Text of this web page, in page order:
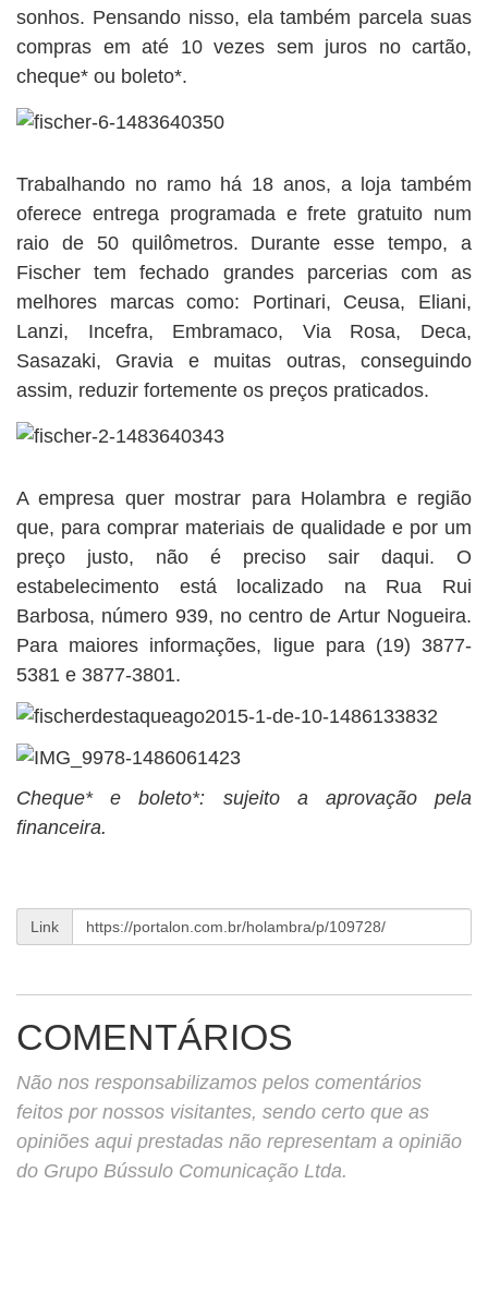
sonhos. Pensando nisso, ela também parcela suas
compras em até 10 vezes sem juros no cartão,
cheque* ou boleto*.
Trabalhando no ramo há 18 anos, a loja também
oferece entrega programada e frete gratuito num
raio de 50 quilômetros. Durante esse tempo, a
Fischer tem fechado grandes parcerias com as
melhores marcas como: Portinari, Ceusa, Eliani,
Lanzi, Incefra, Embramaco, Via Rosa, Deca,
Sasazaki, Gravia e muitas outras, conseguindo
assim, reduzir fortemente os preços praticados.
A empresa quer mostrar para Holambra e região
que, para comprar materiais de qualidade e por um
preço justo, não é preciso sair daqui. O
estabelecimento está localizado na Rua Rui
Barbosa, número 939, no centro de Artur Nogueira.
Para maiores informações, ligue para (19) 3877-
5381 e 3877-3801.
Cheque* e boleto*: sujeito a aprovação pela
financeira.
Link
COMENTÁRIOS
Não nos responsabilizamos pelos comentários
feitos por nossos visitantes, sendo certo que as
opiniões aqui prestadas não representam a opinião
do Grupo Bússulo Comunicação Ltda.